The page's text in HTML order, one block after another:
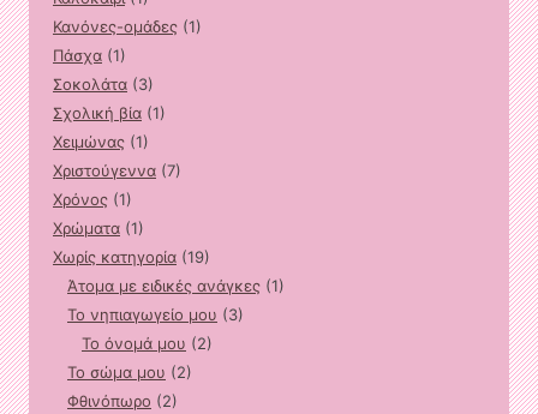
Κανόνες-ομάδες (1)
Πάσχα (1)
Σοκολάτα (3)
Σχολική βία (1)
Χειμώνας (1)
Χριστούγεννα (7)
Χρόνος (1)
Χρώματα (1)
Χωρίς κατηγορία (19)
Άτομα με ειδικές ανάγκες (1)
Το νηπιαγωγείο μου (3)
Το όνομά μου (2)
Το σώμα μου (2)
Φθινόπωρο (2)